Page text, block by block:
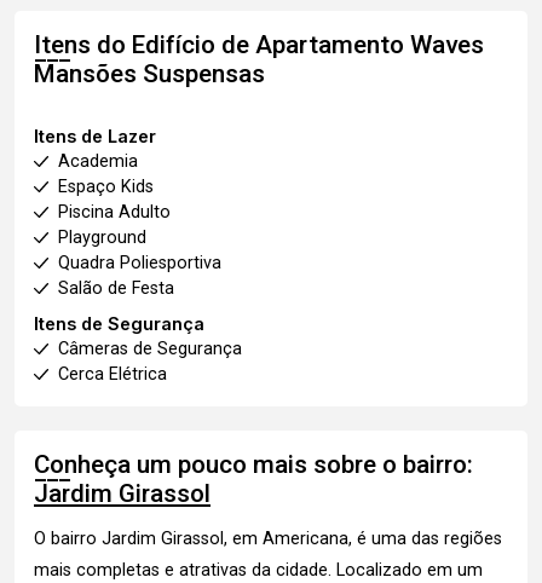
Itens do Edifício de Apartamento Waves
Mansões Suspensas
Itens de Lazer
Academia
Espaço Kids
Piscina Adulto
Playground
Quadra Poliesportiva
Salão de Festa
Itens de Segurança
Câmeras de Segurança
Cerca Elétrica
Conheça um pouco mais sobre o bairro:
Jardim Girassol
O bairro Jardim Girassol, em Americana, é uma das regiões
mais completas e atrativas da cidade. Localizado em um